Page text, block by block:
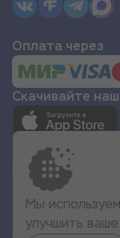
Оплата через
Скачивайте
Мы
улучшить